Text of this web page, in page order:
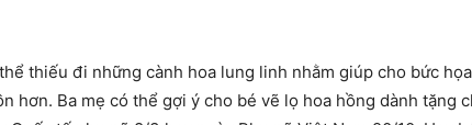
thiếu đi những cành hoa lung linh nhằm giúp cho bức
hơn. Ba mẹ có thể gợi ý cho bé vẽ lọ hoa hồng dành tặng